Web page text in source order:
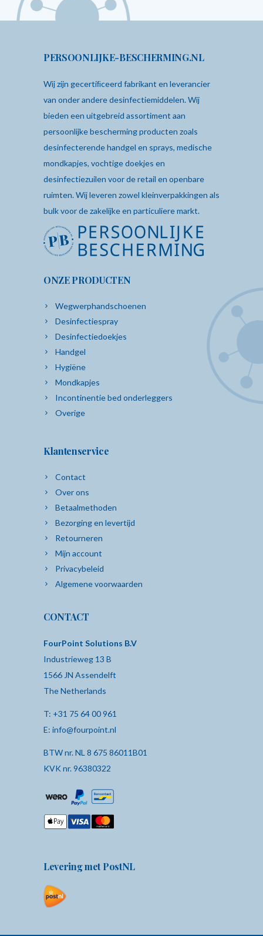
PERSOONLIJKE-BESCHERMING.NL
Wij zijn gecertiﬁceerd fabrikant en leverancier
van onder andere desinfectiemiddelen. Wij
bieden een uitgebreid assortiment aan
persoonlijke bescherming producten zoals
desinfecterendehandgel en sprays, medische
mondkapjes, vochtige doekjes en
desinfectiezuilen voor de retail en openbare
ruimten. Wij leveren zowel kleinverpakkingen als
bulk voor de zakelijke en particuliere markt.
ONZE PRODUCTEN
Wegwerphandschoenen
Desinfectiespray
Desinfectiedoekjes
Handgel
Hygiëne
Mondkapjes
Incontinentie bed onderleggers
Overige
Klantenservice
Contact
Over ons
Betaalmethoden
Bezorging en levertijd
Retourneren
Mijn account
Privacybeleid
Algemene voorwaarden
CONTACT
FourPoint Solutions B.V
Industrieweg 13 B
1566 JN Assendelft
The Netherlands
T: +31 75 64 00 961
E: info@fourpoint.nl
BTW nr. NL 8 675 86011B01
KVK nr. 96380322
Levering met PostNL